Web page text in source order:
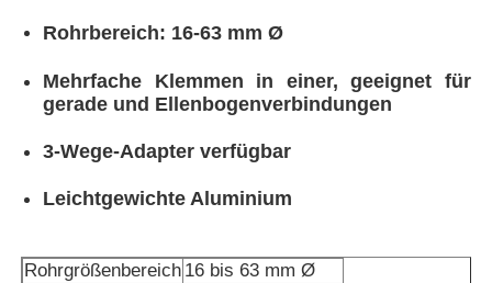
Rohrbereich: 16-63 mm Ø
Mehrfache Klemmen in einer, geeignet für
gerade und Ellenbogenverbindungen
3-Wege-Adapter verfügbar
Leichtgewichte Aluminium
Rohrgrößenbereich 16 bis 63 mm Ø